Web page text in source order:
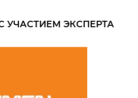
УЧАСТИЕМ ЭКСПЕРТА